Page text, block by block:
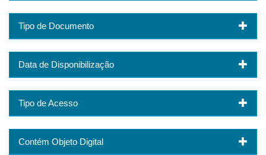
Tipo de Documento
Data de Disponibilização
Tipo de Acesso
Contém Objeto Digital